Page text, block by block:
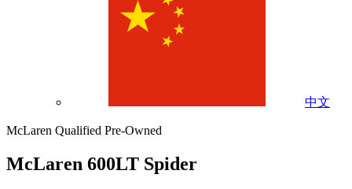
中文
McLaren Qualified Pre-Owned
McLaren 600LT Spider